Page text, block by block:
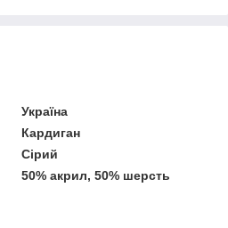
Україна
Кардиган
Сірий
50% акрил, 50% шерсть